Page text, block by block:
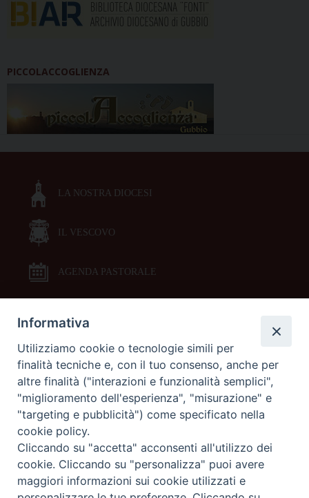
PICCOLACCOGLIENZA
LA NOSTRA DIOCESI
IL VESCOVO
AGENDA PASTORALE
DOCUMENTI PASTORALI
ORARI MESSE
LITURGIA DELLE ORE
GALLERIE FOTOGRAFICHE
Informativa
Utilizziamo cookie o tecnologie simili per
finalità tecniche e, con il tuo consenso, anche per
altre finalità ("interazioni e funzionalità semplici",
"miglioramento dell'esperienza", "misurazione" e
"targeting e pubblicità") come specificato nella
cookie policy.
Cliccando su "accetta" acconsenti all'utilizzo dei
cookie. Cliccando su "personalizza" puoi avere
maggiori informazioni sui cookie utilizzati e